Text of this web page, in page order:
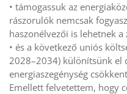
• támogassuk az
rászorulók nemcsak
haszonélvezői is lehetnek a
• és a következő uniós
2028–2034) különítsünk el
energiaszegénység
Emellett felvetettem, hogy